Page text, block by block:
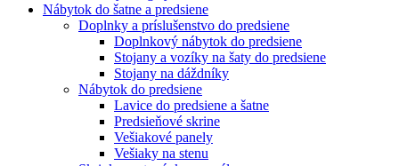
Nábytok do šatne a predsiene
Doplnky a príslušenstvo do predsiene
Doplnkový nábytok do predsiene
Stojany a vozíky na šaty do predsiene
Stojany na dáždníky
Nábytok do predsiene
Lavice do predsiene a šatne
Predsieňové skrine
Vešiakové panely
Vešiaky na stenu